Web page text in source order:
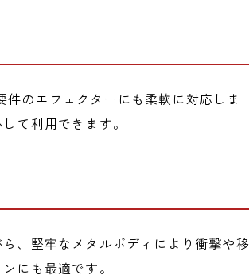
のエフェクターにも柔軟に対応しま
て利用できます。
、堅牢なメタルボディにより衝撃や移
にも最適です。